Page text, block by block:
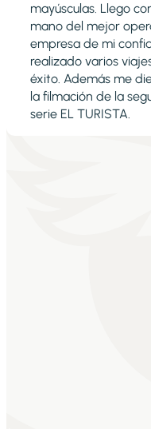
mayúsculas. Llego
mano del mejor
empresa de mi
realizado varios
éxito. Además me
la filmación de la
serie EL TURISTA.